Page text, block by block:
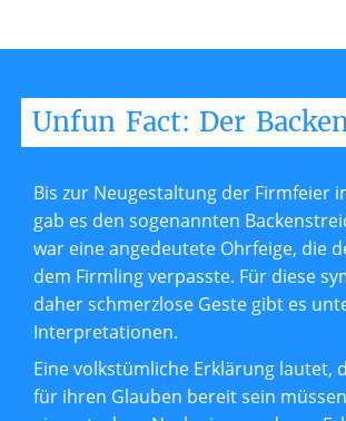
Unfun Fact: Der
Bis zur Neugestaltung der Firmfeier
gab es den sogenannten
war eine angedeutete Ohrfeige, die
dem Firmling verpasste. Für diese
daher schmerzlose Geste gibt es
Interpretationen.
Eine volkstümliche Erklärung lautet,
für ihren Glauben bereit sein